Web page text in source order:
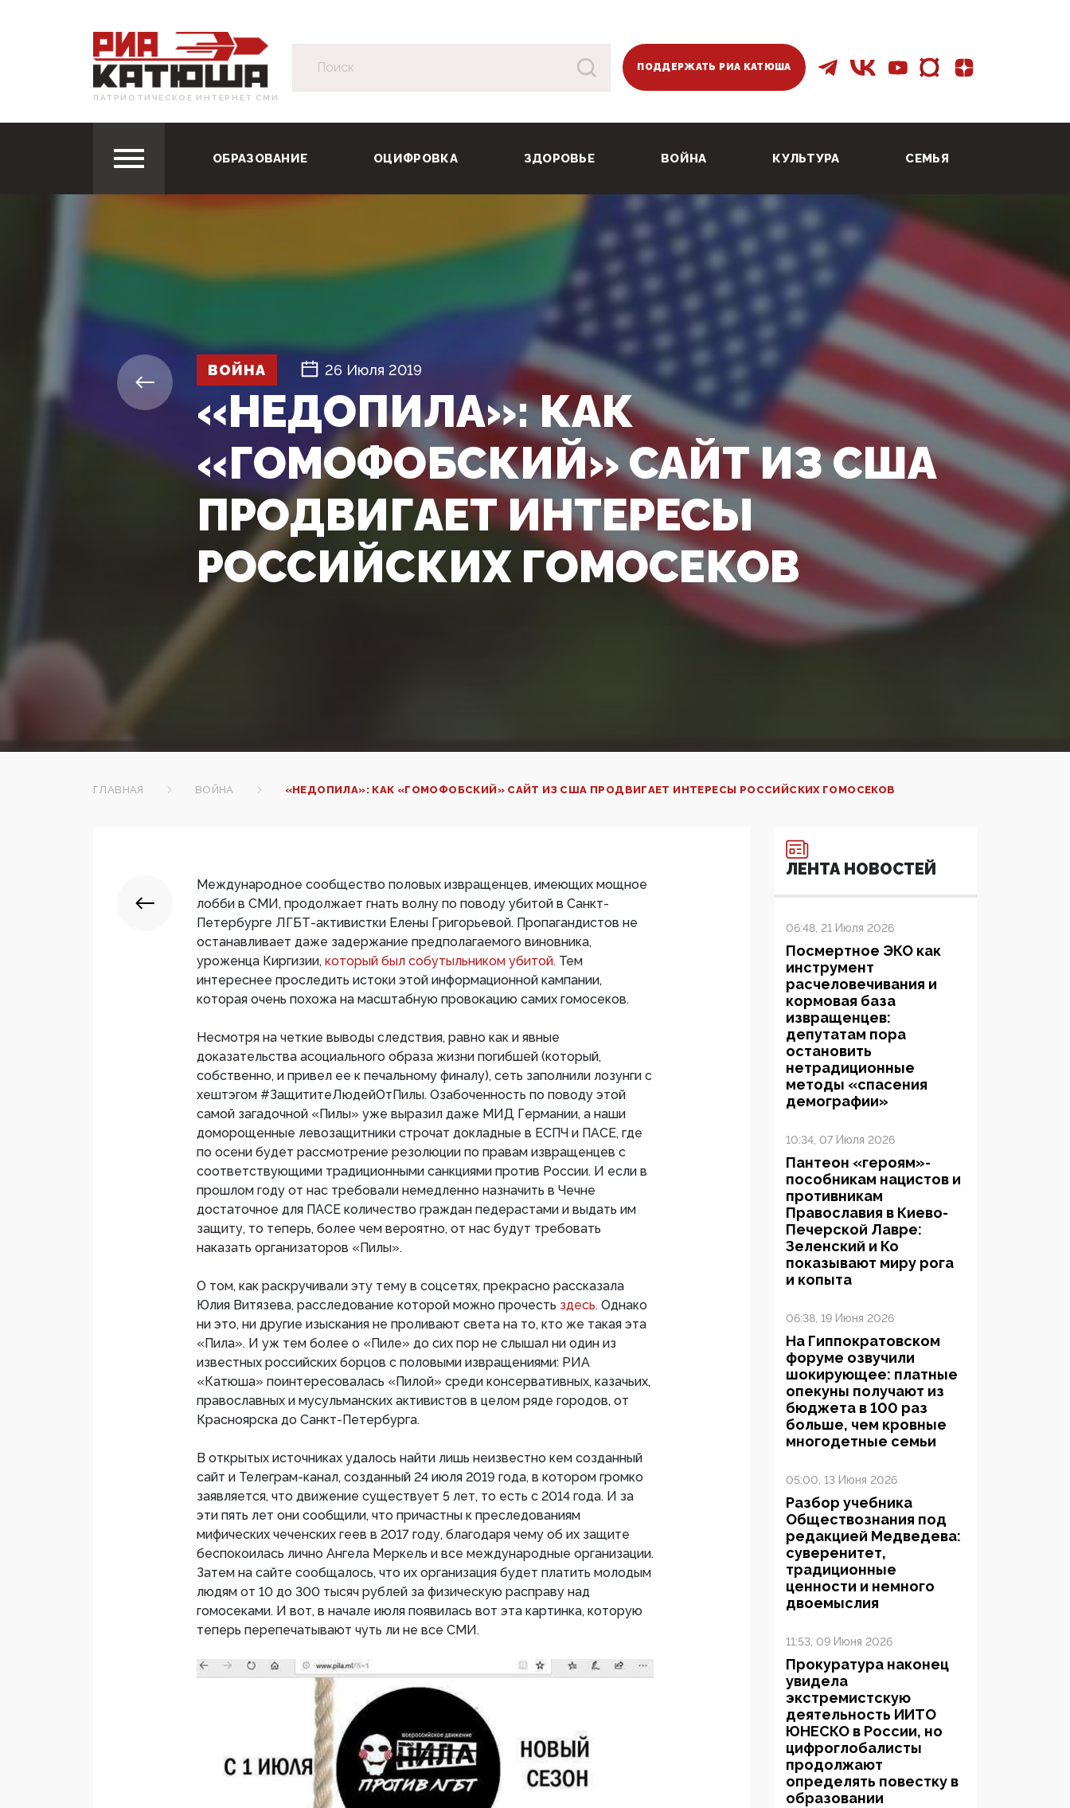
ПАТРИОТИЧЕСКОЕ ИНТЕРНЕТ СМИ
ПОДДЕРЖАТЬ РИА КАТЮША
ОБРАЗОВАНИЕ ОЦИФРОВКА ЗДОРОВЬЕ ВОЙНА КУЛЬТУРА СЕМЬЯ
ВОЙНА 26 Июля 2019
«НЕДОПИЛА»: КАК
«ГОМОФОБСКИЙ» САЙТ ИЗ США
ПРОДВИГАЕТ ИНТЕРЕСЫ
РОССИЙСКИХ ГОМОСЕКОВ
ГЛАВНАЯ ВОЙНА «НЕДОПИЛА»: КАК «ГОМОФОБСКИЙ» САЙТ ИЗ США ПРОДВИГАЕТ ИНТЕРЕСЫ РОССИЙСКИХ ГОМОСЕКОВ
Международное сообщество половых извращенцев, имеющих мощное
лобби в СМИ, продолжает гнать волну по поводу убитой в Санкт-
Петербурге ЛГБТ-активистки Елены Григорьевой. Пропагандистов не
останавливает даже задержание предполагаемого виновника,
уроженца Киргизии, который был собутыльником убитой. Тем
интереснее проследить истоки этой информационной кампании,
которая очень похожа на масштабную провокацию самих гомосеков.
Несмотря на четкие выводы следствия, равно как и явные
доказательства асоциального образа жизни погибшей (который,
собственно, и привел ее к печальному финалу), сеть заполнили лозунги с
хештэгом #ЗащититеЛюдейОтПилы. Озабоченность по поводу этой
самой загадочной «Пилы» уже выразил даже МИД Германии, а наши
доморощенные левозащитники строчат докладные в ЕСПЧ и ПАСЕ, где
по осени будет рассмотрение резолюции по правам извращенцев с
соответствующими традиционными санкциями против России. И если в
прошлом году от нас требовали немедленно назначить в Чечне
достаточное для ПАСЕ количество граждан педерастами и выдать им
защиту, то теперь, более чем вероятно, от нас будут требовать
наказать организаторов «Пилы».
О том, как раскручивали эту тему в соцсетях, прекрасно рассказала
Юлия Витязева, расследование которой можно прочесть здесь. Однако
ни это, ни другие изыскания не проливают света на то, кто же такая эта
«Пила». И уж тем более о «Пиле» до сих пор не слышал ни один из
известных российских борцов с половыми извращениями: РИА
«Катюша» поинтересовалась «Пилой» среди консервативных, казачьих,
православных и мусульманских активистов в целом ряде городов, от
Красноярска до Санкт-Петербурга.
В открытых источниках удалось найти лишь неизвестно кем созданный
сайт и Телеграм-канал, созданный 24 июля 2019 года, в котором громко
заявляется, что движение существует 5 лет, то есть с 2014 года. И за
эти пять лет они сообщили, что причастны к преследованиям
мифических чеченских геев в 2017 году, благодаря чему об их защите
беспокоилась лично Ангела Меркель и все международные организации.
Затем на сайте сообщалось, что их организация будет платить молодым
людям от 10 до 300 тысяч рублей за физическую расправу над
гомосеками. И вот, в начале июля появилась вот эта картинка, которую
теперь перепечатывают чуть ли не все СМИ.
ЛЕНТА НОВОСТЕЙ
06:48, 21 Июля 2026
Посмертное ЭКО как
инструмент
расчеловечивания и
кормовая база
извращенцев:
депутатам пора
остановить
нетрадиционные
методы «спасения
демографии»
10:34, 07 Июля 2026
Пантеон «героям»-
пособникам нацистов и
противникам
Православия в Киево-
Печерской Лавре:
Зеленский и Ко
показывают миру рога
и копыта
06:38, 19 Июня 2026
На Гиппократовском
форуме озвучили
шокирующее: платные
опекуны получают из
бюджета в 100 раз
больше, чем кровные
многодетные семьи
05:00, 13 Июня 2026
Разбор учебника
Обществознания под
редакцией Медведева:
суверенитет,
традиционные
ценности и немного
двоемыслия
11:53, 09 Июня 2026
Прокуратура наконец
увидела
экстремистскую
деятельность ИИТО
ЮНЕСКО в России, но
цифроглобалисты
продолжают
определять повестку в
образовании